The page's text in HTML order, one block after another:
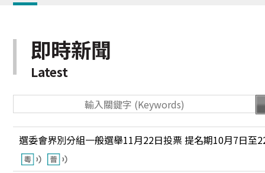
即時新聞
Latest
選委會界別分組一般選舉11月22日投票 提名期10月7日至